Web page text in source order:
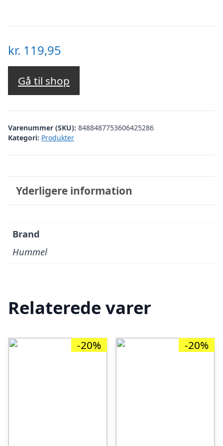
kr. 119,95
Gå til shop
Varenummer (SKU): 8488487753606425286
Kategori: Produkter
Yderligere information
Brand
Hummel
Relaterede varer
-20% -20%